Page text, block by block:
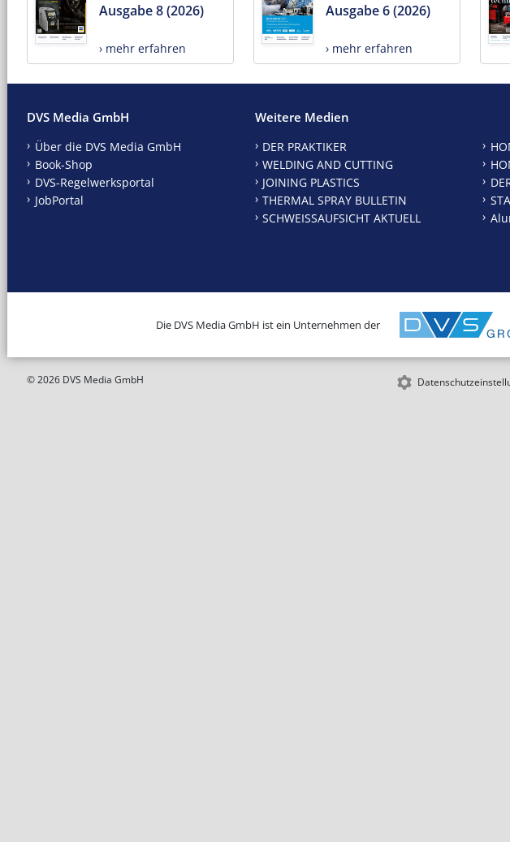
Ausgabe 8 (2026)
› mehr erfahren
Ausgabe 6 (2026)
› mehr erfahren
DVS Media GmbH
Über die DVS Media GmbH
Book-Shop
DVS-Regelwerksportal
JobPortal
Weitere Medien
DER PRAKTIKER
WELDING AND CUTTING
JOINING PLASTICS
THERMAL SPRAY BULLETIN
SCHWEISSAUFSICHT AKTUELL
Die DVS Media GmbH ist ein Unternehmen der
© 2026 DVS Media GmbH